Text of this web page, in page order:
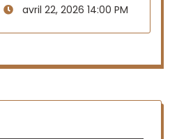
avril 22, 2026 14:00 PM